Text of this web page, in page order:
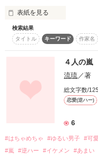
本当にありがとうございま
このお話は続編です。
まだお読みでない方は①、
読んでくださると嬉しいで
その他、兄弟それぞれのバ
た兄弟のお話など
騒がしい兄弟の日常をたっ
どうぞよろしくお願いしま
まだ読んだことがない方
悪と悪が出会い、交わった
きっと、隠してた想いが重
2017/02/23 旧版執筆開始
2017/04/02 旧版執筆終了
2018/01/25 改訂版執筆開始
2018/02/15 改訂版公開開始
「…え？」
「あ。ついでに彼女まで作
「えぇっ!?」
強気少女
表紙を見る
過去に味わった、あの苦し
もう一度、悪くなった心に
憧れの人が気になって
検索結果
タイトル
キーワード 作家名
４人の嵐
流琉／著
総文字数/
恋愛(逆ハー)
6
#はちゃめちゃ #ゆるい男子 #可
#嵐 #逆ハー #イケメン #あまい